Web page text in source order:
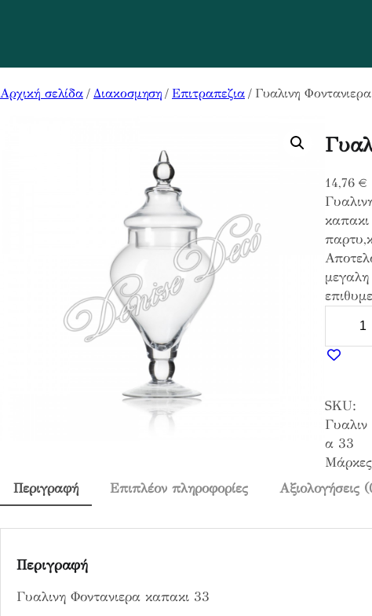
Αρχική σελίδα / Διακοσμηση / Επιτραπεζια / Γυαλινη
14,76 €
καπακι
α
ν
η
Φ
ο
ν
SKU:
Γυαλιν
α 33
Περιγραφή
Επιπλέον πληροφορίες Αξιολογήσεις
Περιγραφή
Γυαλινη Φοντανιερα καπακι 33